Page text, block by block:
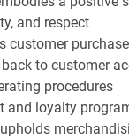
and respect
customer
to customer
procedures
and loyalty